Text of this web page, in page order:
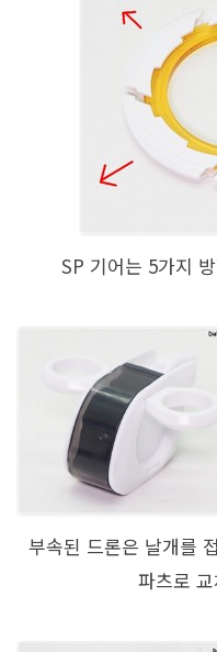
SP 기어는 5가지
부속된 드론은 날개를
파츠로